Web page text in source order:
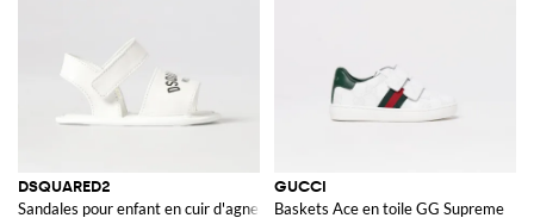
DSQUARED2
Sandales pour enfant en cuir d'agneau avec fermeture à scratch
GUCCI
Baskets Ace en toile GG Supreme